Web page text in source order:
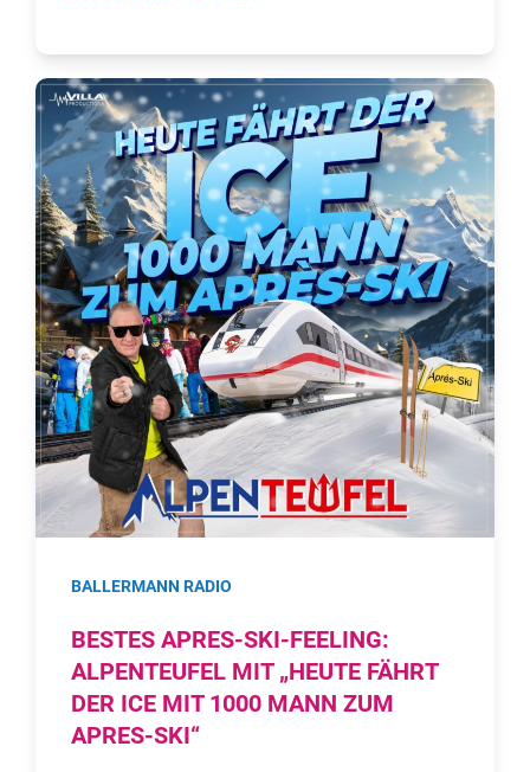
BALLERMANN RADIO
BESTES APRES-SKI-FEELING:
ALPENTEUFEL MIT „HEUTE FÄHRT
DER ICE MIT 1000 MANN ZUM
APRES-SKI“